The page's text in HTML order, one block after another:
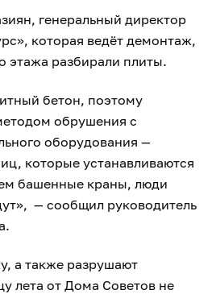
генеральный директор
которая ведёт демонтаж,
этажа разбирали плиты.
бетон, поэтому
обрушения с
оборудования —
которые устанавливаются
башенные краны, люди
— сообщил руководитель
а также разрушают
лета от Дома Советов не